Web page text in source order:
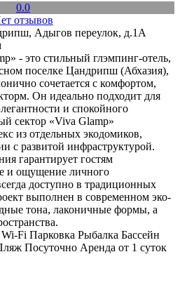
0.0
отзывов
Адыгов переулок, д.1А
- это стильный глэмпинг-отель,
поселке Цандрипш (Абхазия),
сочетается с комфортом,
Он идеально подходит для
и спокойного
сектор «Viva Glamp»
из отдельных экодомиков,
с развитой инфраструктурой.
гарантирует гостям
и ощущение личного
доступно в традиционных
выполнен в современном эко-
тона, лаконичные формы, а
Wi-Fi Парковка Рыбалка Бассейн
Посуточно Аренда от 1 суток